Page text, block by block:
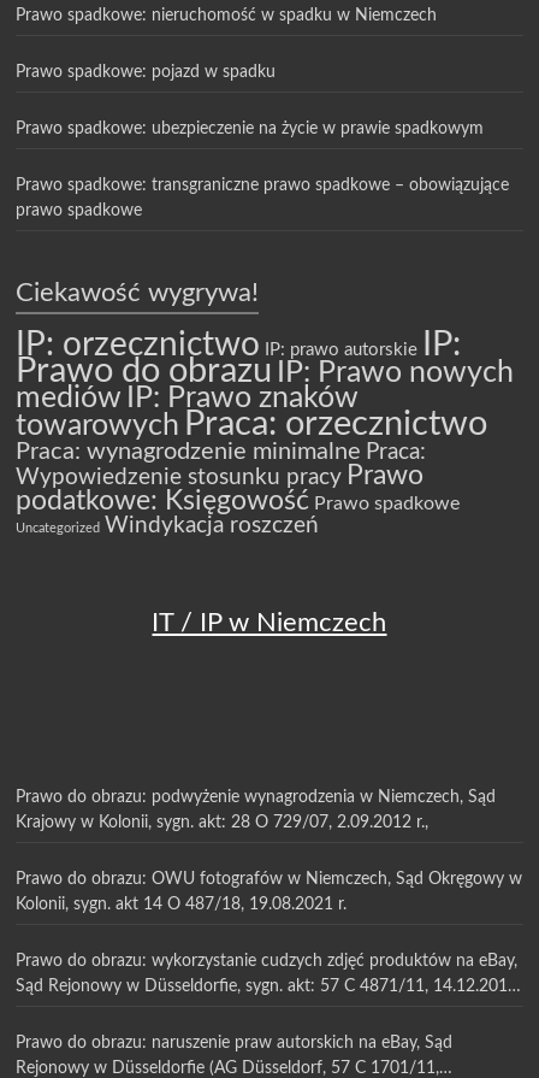
Prawo spadkowe: nieruchomość w spadku w Niemczech
Prawo spadkowe: pojazd w spadku
Prawo spadkowe: ubezpieczenie na życie w prawie spadkowym
Prawo spadkowe: transgraniczne prawo spadkowe – obowiązujące
prawo spadkowe
Ciekawość wygrywa!
IP: orzecznictwo IP: prawo autorskie IP:
Prawo do obrazu
IP: Prawo nowych
mediów
IP: Prawo znaków
towarowych Praca: orzecznictwo
Praca: wynagrodzenie minimalne Praca:
Wypowiedzenie stosunku pracy Prawo
podatkowe: Księgowość Prawo spadkowe
Uncategorized Windykacja roszczeń
IT / IP w Niemczech
Prawo do obrazu: podwyżenie wynagrodzenia w Niemczech, Sąd
Krajowy w Kolonii, sygn. akt: 28 O 729/07, 2.09.2012 r.,
Prawo do obrazu: OWU fotografów w Niemczech, Sąd Okręgowy w
Kolonii, sygn. akt 14 O 487/18, 19.08.2021 r.
Prawo do obrazu: wykorzystanie cudzych zdjęć produktów na eBay,
Sąd Rejonowy w Düsseldorfie, sygn. akt: 57 C 4871/11, 14.12.2011
Prawo do obrazu: naruszenie praw autorskich na eBay, Sąd
Rejonowy w Düsseldorfie (AG Düsseldorf, 57 C 1701/11,